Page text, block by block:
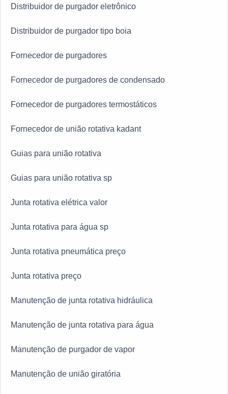
Distribuidor de purgador eletrônico
Distribuidor de purgador tipo boia
Fornecedor de purgadores
Fornecedor de purgadores de condensado
Fornecedor de purgadores termostáticos
Fornecedor de união rotativa kadant
Guias para união rotativa
Guias para união rotativa sp
Junta rotativa elétrica valor
Junta rotativa para água sp
Junta rotativa pneumática preço
Junta rotativa preço
Manutenção de junta rotativa hidráulica
Manutenção de junta rotativa para água
Manutenção de purgador de vapor
Manutenção de união giratória